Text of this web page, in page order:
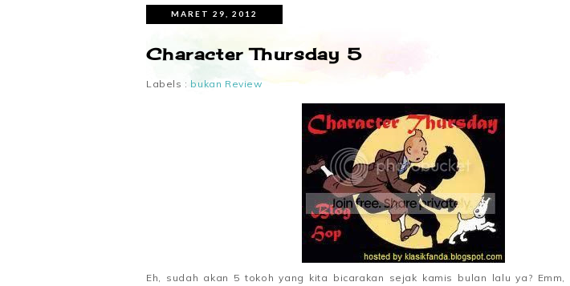
MARET 29, 2012
Character Thursday 5
Labels : bukan Review
Eh, sudah akan 5 tokoh yang kita bicarakan sejak kamis bulan lalu ya? Emm,